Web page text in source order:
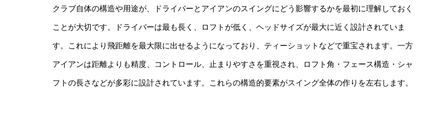
クラブ自体の構造や用途が、ドライバーとアイアンのスイングにどう影響するかを最初に理解しておく
ことが大切です。ドライバーは最も長く、ロフトが低く、ヘッドサイズが最大に近く設計されていま
す。これにより飛距離を最大限に出せるようになっており、ティーショットなどで重宝されます。一方
アイアンは距離よりも精度、コントロール、止まりやすさを重視され、ロフト角・フェース構造・シャ
フトの長さなどが多彩に設計されています。これらの構造的要素がスイング全体の作りを左右します。